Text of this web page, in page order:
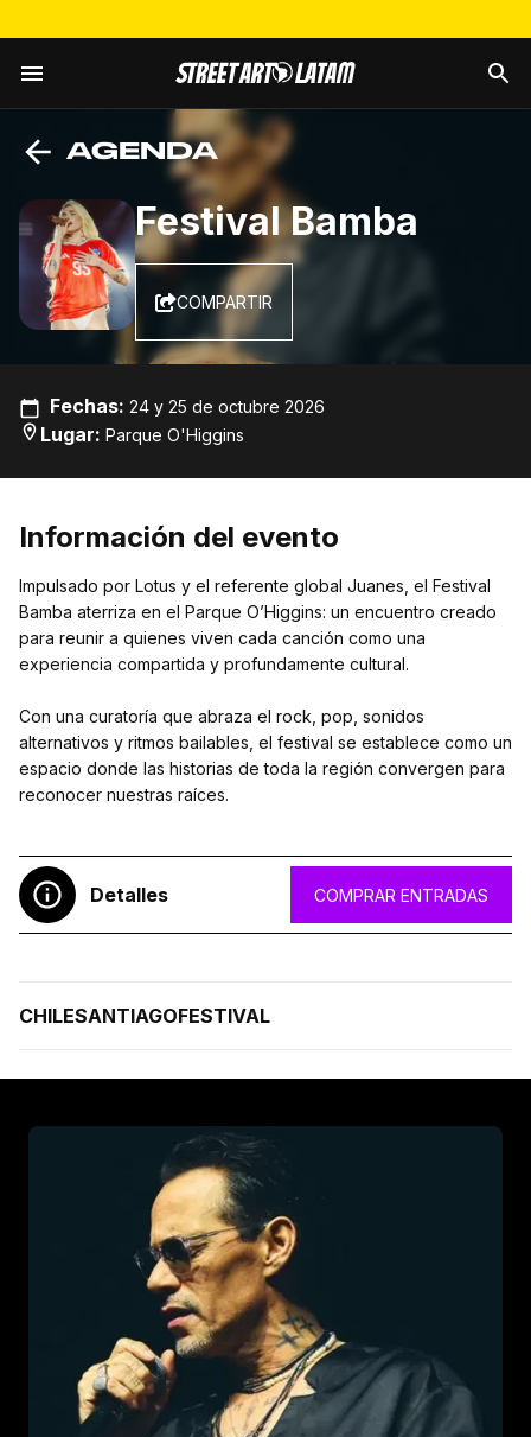
AGENDA
Festival Bamba
COMPARTIR
Fechas: 24 y 25 de octubre 2026
Lugar: Parque O'Higgins
Información del evento
Impulsado por Lotus y el referente global Juanes, el Festival
Bamba aterriza en el Parque O’Higgins: un encuentro creado
para reunir a quienes viven cada canción como una
experiencia compartida y profundamente cultural.
Con una curatoría que abraza el rock, pop, sonidos
alternativos y ritmos bailables, el festival se establece como un
espacio donde las historias de toda la región convergen para
reconocer nuestras raíces.
Detalles COMPRAR ENTRADAS
CHILESANTIAGOFESTIVAL